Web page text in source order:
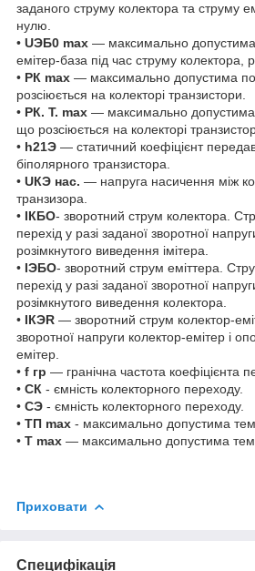
заданого струму колектора та струму
нулю.
• UЭБ0 max — максимально допустима
емітер-база під час струму колектора,
• РК max — максимально допустима
розсіюється на колекторі транзистори.
• РК. Т. max — максимально допустима
що розсіюється на колекторі
• h21Э — статичний коефіцієнт
біполярного транзистора.
• UКЭ нас. — напруга насичення між
транзизора.
• IКБО- зворотний струм колектора.
перехід у разі заданої зворотної
розімкнутого виведення імітера.
• IЭБО- зворотний струм еміттера.
перехід у разі заданої зворотної
розімкнутого виведення колектора.
• IКЭR — зворотний струм колектор-
зворотної напруги колектор-емітер і
емітер.
• f гр — гранічна частота коефіцієнта
• СК - ємність колекторного переходу.
• СЭ - ємність колекторного переходу.
• ТП max - максимально допустима
• Т max — максимально допустима
Приховати
Специфікація